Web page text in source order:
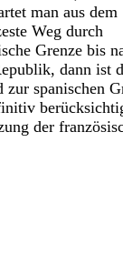
man aus dem
Weg durch
Grenze bis
dann ist
spanischen
der